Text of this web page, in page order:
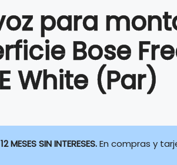
para
Bose
White (Par)
MESES SIN INTERESES.En compras y